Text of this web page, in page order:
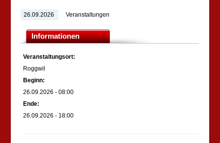
26.09.2026 Veranstaltungen
Informationen
Veranstaltungsort:
Roggwil
Beginn:
26.09.2026 - 08:00
Ende:
26.09.2026 - 18:00